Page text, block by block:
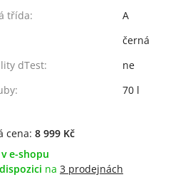
třída:
A
černá
dTest:
ne
70 l
cena: 8 999 Kč
e-shopu
na 3 prodejnách